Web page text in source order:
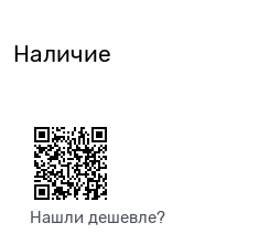
Наличие
Нашли дешевле?